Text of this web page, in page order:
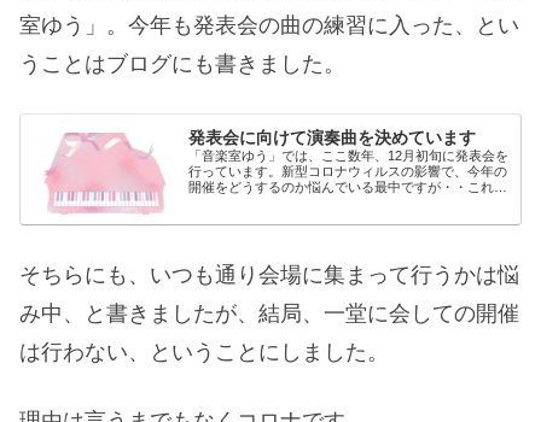
室ゆう」。今年も発表会の曲の練習に入った、とい
うことはブログにも書きました。
発表会に向けて演奏曲を決めています
「音楽室ゆう」では、ここ数年、12月初旬に発表会を
行っています。新型コロナウィルスの影響で、今年の
開催をどうするのか悩んでいる最中ですが・・これま
そちらにも、いつも通り会場に集まって行うかは悩
み中、と書きましたが、結局、一堂に会しての開催
は行わない、ということにしました。